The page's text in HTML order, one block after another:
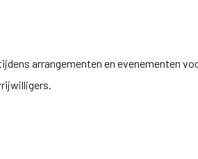
arrangementen en evenementen